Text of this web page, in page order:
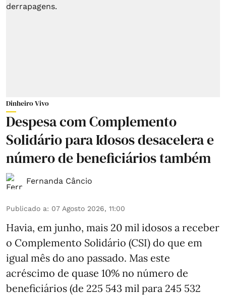
Dinheiro Vivo
Despesa com Complemento
Solidário para Idosos desacelera e
número de beneficiários também
Fernanda Câncio
Publicado a: 07 Agosto 2026, 11:00
Havia, em junho, mais 20 mil idosos a receber
o Complemento Solidário (CSI) do que em
igual mês do ano passado. Mas este
acréscimo de quase 10% no número de
beneficiários (de 225 543 mil para 245 532